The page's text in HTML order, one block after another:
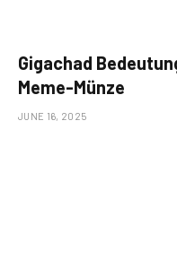
Gigachad
Meme-Münze
JUNE 16, 2025